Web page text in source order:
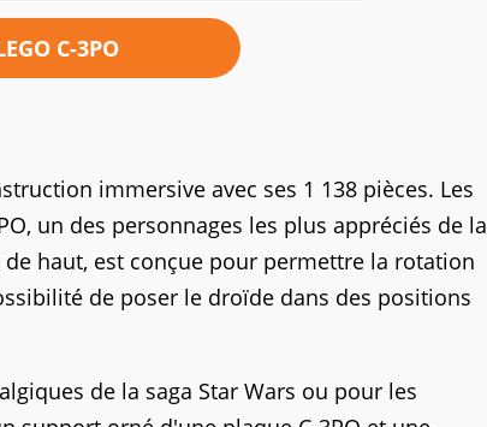
C-3PO
immersive avec ses 1 138 pièces. Les
un des personnages les plus appréciés de la
haut, est conçue pour permettre la rotation
de poser le droïde dans des positions
de la saga Star Wars ou pour les